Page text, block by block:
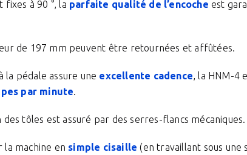
fixes à 90 °, la parfaite qualité de l’encoche est
de 197 mm peuvent être retournées et affûtées.
la pédale assure une excellente cadence, la HNM-4
par minute.
tôles est assuré par des serres-flancs mécaniques.
la machine en simple cisaille (en travaillant sous une